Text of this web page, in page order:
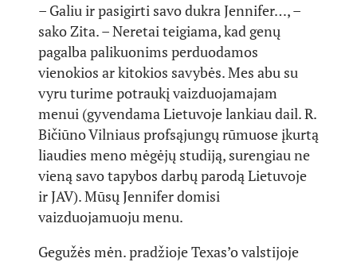
– Galiu ir pasigirti savo dukra Jennifer…, –
sako Zita. – Neretai teigiama, kad genų
pagalba palikuonims perduodamos
vienokios ar kitokios savybės. Mes abu su
vyru turime potraukį vaizduojamajam
menui (gyvendama Lietuvoje lankiau dail. R.
Bičiūno Vilniaus profsąjungų rūmuose įkurtą
liaudies meno mėgėjų studiją, surengiau ne
vieną savo tapybos darbų parodą Lietuvoje
ir JAV). Mūsų Jennifer domisi
vaizduojamuoju menu.
Gegužės mėn. pradžioje Texas’o valstijoje